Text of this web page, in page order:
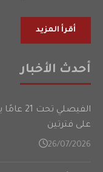
أقرأ المزيد
أحدث الأخبار
على فترتين
26/07/2026